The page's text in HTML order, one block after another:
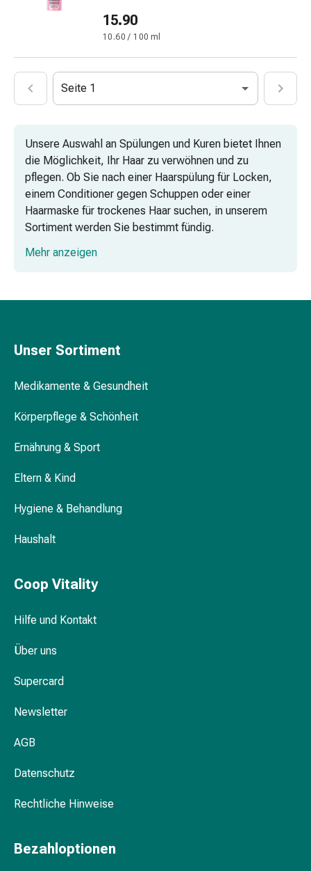
Zahn-
Mundgesundheit
Kariesprophylaxe
Trockener
Mund
(Xerostomie)
Aphten
und
Mundentzündungen
Haar-
Medikamente
Haarausfallpräparate
Kopfläuse
Augenpflege
Reinigung
Reinigungs-
Kosmetiktücher
Gesichtskuren
Pflegegeräte
Für
Färbungen
Haaröl
15.90
10.60 / 100 ml
Seite 1
Unsere Auswahl an Spülungen und Kuren bietet Ihnen
die Möglichkeit, Ihr Haar zu verwöhnen und zu
pflegen. Ob Sie nach einer Haarspülung für Locken,
einem Conditioner gegen Schuppen oder einer
Haarmaske für trockenes Haar suchen, in unserem
Sortiment werden Sie bestimmt fündig.
Mehr anzeigen
Unser Sortiment
Medikamente & Gesundheit
Körperpflege & Schönheit
Ernährung & Sport
Eltern & Kind
Hygiene & Behandlung
Haushalt
Coop Vitality
Hilfe und Kontakt
Über uns
Supercard
Newsletter
AGB
Datenschutz
Rechtliche Hinweise
Bezahloptionen